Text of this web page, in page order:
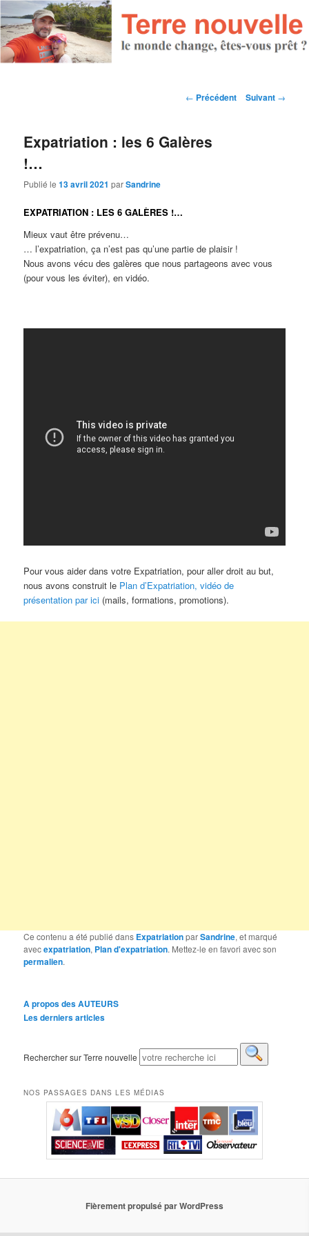
Navigation des articles
← Précédent Suivant →
Expatriation : les 6 Galères
!…
Publié le13 avril 2021 parSandrine
EXPATRIATION : LES 6 GALÈRES !…
Mieux vaut être prévenu…
… l’expatriation, ça n’est pas qu’une partie de plaisir !
Nous avons vécu des galères que nous partageons avec vous
(pour vous les éviter), en vidéo.
Pour vous aider dans votre Expatriation, pour aller droit au but,
nous avons construit le Plan d’Expatriation, vidéo de
présentation par ici (mails, formations, promotions).
Ce contenu a été publié dans ExpatriationparSandrine, et marqué
avecexpatriation, Plan d'expatriation. Mettez-le en favori avec son
permalien.
A propos des AUTEURS
Les derniers articles
Rechercher sur Terre nouvelle
NOS PASSAGES DANS LES MÉDIAS
Fièrement propulsé par WordPress